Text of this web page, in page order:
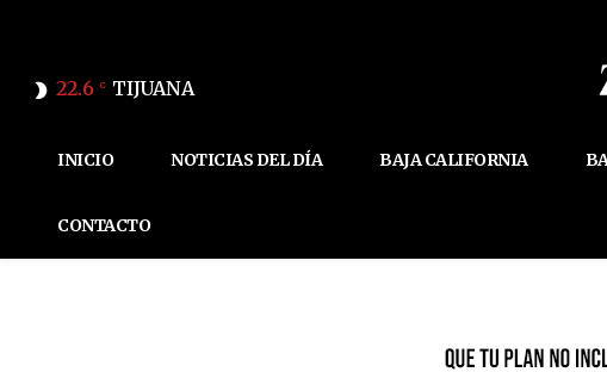
22.6 C TIJUANA
INICIO NOTICIAS DEL DÍA BAJA CALIFORNIA
CONTACTO